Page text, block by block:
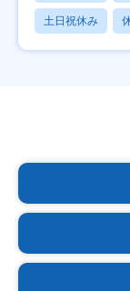
土日祝休み